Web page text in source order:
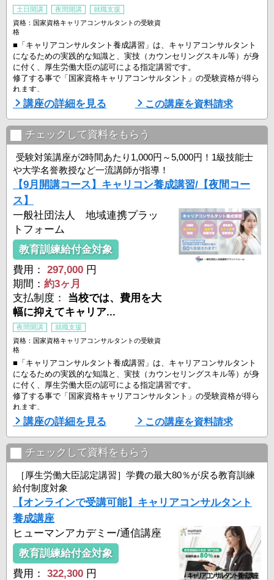
土日開講 夜間開講
就職支援
資格：国家資格キャリアコンサルタントの受験資
格
■「キャリアコンサルタント養成講習」は、キャリアコンサルタント
になるための実践的な知識と、実技（カウンセリングスキル等）が身
に付く、厚生労働大臣の認可による指定講習です。
修了する事で「国家資格キャリアコンサルタント」の受験資格が得ら
れます。
■ こんな方におすすめ！
－人の役に立つ仕事がしたい
－傾聴力・質問力・コミュニケーション力を高めたい
－一生ものの専門性を身につけたい
－国家資格でキャリアアップや独立を目指したい
＜キャリアコンサルタントの活躍場所一例＞
・企業・組織内の人 ...
講座の詳細を見る この講座を資料請求
チェックして資料をもらう
受験対策講座が2時間あたり1,000円～5,000円！1級技能士
や大学名誉教授など一流講師が指導！
【9月開講コース】キャリコン養成講習/【夜間コー
ス】
一般社団法人 地域連携プラッ
トフォーム
教育訓練給付金対象
費用：
297,000 円
期間： 約3ヶ月
支払制度： 当校では、費用を大
幅に抑えてキャリア...
夜間開講
就職支援
資格：国家資格キャリアコンサルタントの受験資
格
■「キャリアコンサルタント養成講習」は、キャリアコンサルタント
になるための実践的な知識と、実技（カウンセリングスキル等）が身
に付く、厚生労働大臣の認可による指定講習です。
修了する事で「国家資格キャリアコンサルタント」の受験資格が得ら
れます。
■ こんな方におすすめ！
－人の役に立つ仕事がしたい
－傾聴力・質問力・コミュニケーション力を高めたい
－一生ものの専門性を身につけたい
－国家資格でキャリアアップや独立を目指したい
＜キャリアコンサルタントの活躍場所一例＞
・企業・組織内の人 ...
講座の詳細を見る この講座を資料請求
チェックして資料をもらう
［厚生労働大臣認定講習］学費の最大80％が戻る教育訓練
給付制度対象
【オンラインで受講可能】キャリアコンサルタント
養成講座
ヒューマンアカデミー/通信講座
教育訓練給付金対象
費用：
322,300 円